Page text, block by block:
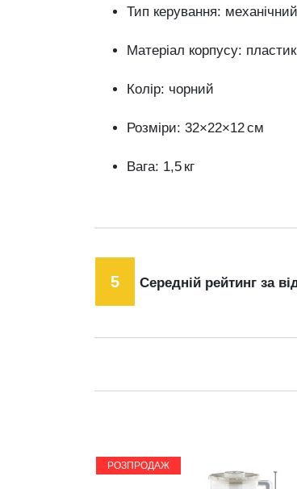
Тип керування: механічний
Матеріал корпусу: пластик
Колір: чорний
Розміри: 32×22×12 см
Вага: 1,5 кг
5 Середній рейтинг за
РОЗПРОДАЖ